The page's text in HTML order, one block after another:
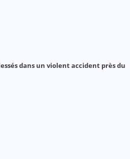
dans un violent accident près du